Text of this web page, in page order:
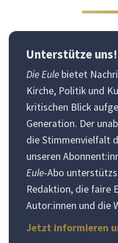
Unterstütze uns!
Die Eule bietet
Kirche, Politik und
kritischen Blick
Generation. Der
die Stimmenvielfalt
unseren
Eule-Abo
Redaktion, die faire
Autor:innen und die
Jetzt informieren